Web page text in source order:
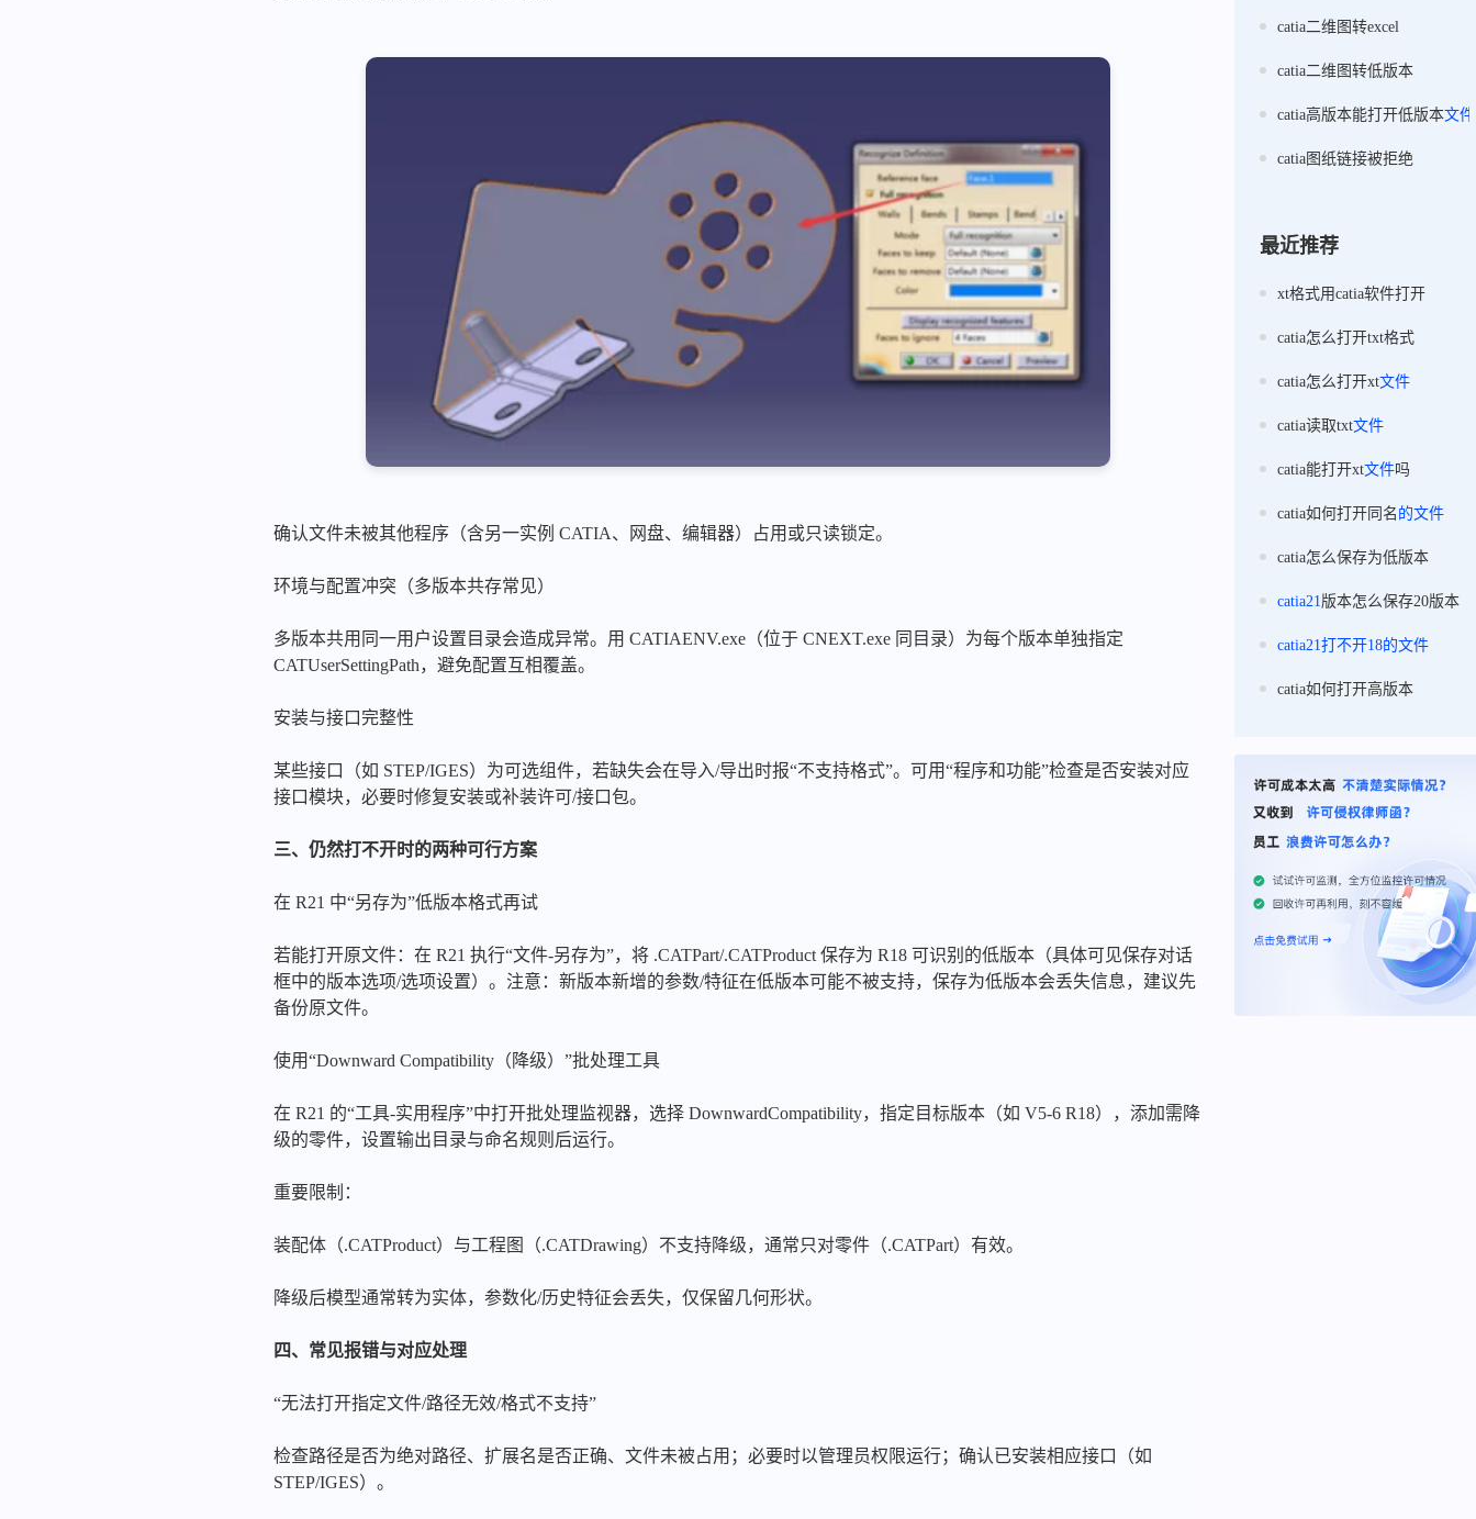
确认文件未被其他程序（含另一实例 CATIA、网盘、编辑器）占用或只读锁定。
环境与配置冲突（多版本共存常见）
多版本共用同一用户设置目录会造成异常。用 CATIAENV.exe（位于 CNEXT.exe 同目录）为每个版本单独指定
CATUserSettingPath，避免配置互相覆盖。
安装与接口完整性
某些接口（如 STEP/IGES）为可选组件，若缺失会在导入/导出时报“不支持格式”。可用“程序和功能”检查是否安装对应
接口模块，必要时修复安装或补装许可/接口包。
三、仍然打不开时的两种可行方案
在 R21 中“另存为”低版本格式再试
若能打开原文件：在 R21 执行“文件-另存为”，将 .CATPart/.CATProduct 保存为 R18 可识别的低版本（具体可见保存对话
框中的版本选项/选项设置）。注意：新版本新增的参数/特征在低版本可能不被支持，保存为低版本会丢失信息，建议先
备份原文件。
使用“Downward Compatibility（降级）”批处理工具
在 R21 的“工具-实用程序”中打开批处理监视器，选择 DownwardCompatibility，指定目标版本（如 V5-6 R18），添加需降
级的零件，设置输出目录与命名规则后运行。
重要限制：
装配体（.CATProduct）与工程图（.CATDrawing）不支持降级，通常只对零件（.CATPart）有效。
降级后模型通常转为实体，参数化/历史特征会丢失，仅保留几何形状。
四、常见报错与对应处理
“无法打开指定文件/路径无效/格式不支持”
检查路径是否为绝对路径、扩展名是否正确、文件未被占用；必要时以管理员权限运行；确认已安装相应接口（如
STEP/IGES）。
catia二维图转excel
catia二维图转低版本
catia高版本能打开低版本文件
catia图纸链接被拒绝
最近推荐
xt格式用catia软件打开
catia怎么打开txt格式
catia怎么打开xt文件
catia读取txt文件
catia能打开xt文件吗
catia如何打开同名 的文件
catia怎么保存为低版本
catia21版本怎么保存20版本
catia21打不开18的文件
catia如何打开高版本